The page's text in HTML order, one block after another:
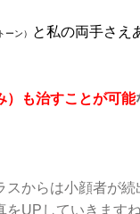
ーン） と私の両手さえ
）も治すことが可能
スからは小顔者が続
をUPしていきます